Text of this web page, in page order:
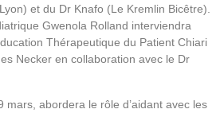
et du Dr Knafo (Le Kremlin Bicêtre).
Gwenola Rolland interviendra
Thérapeutique du Patient Chiari
Necker en collaboration avec le Dr
mars, abordera le rôle d’aidant avec les